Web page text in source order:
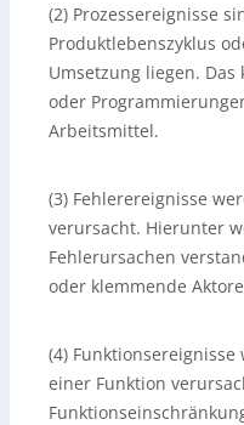
(2) Prozessereignisse
Produktlebenszyklus
Umsetzung liegen.
oder
Arbeitsmittel.
(3) Fehlerereignisse
verursacht. Hierunter
Fehlerursachen
oder klemmende
(4)
einer Funktion